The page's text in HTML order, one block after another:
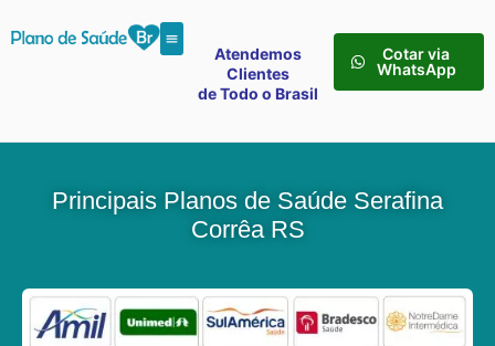
Atendemos
Clientes
de Todo o Brasil
Cotar via
WhatsApp
Principais Planos de Saúde Serafina
Corrêa RS